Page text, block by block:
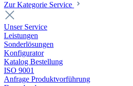
Zur Kategorie Service
Unser Service
Leistungen
Sonderlösungen
Konfigurator
Katalog Bestellung
ISO 9001
Anfrage Produktvorführung